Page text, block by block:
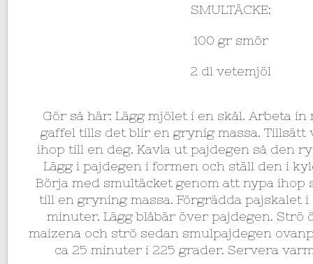
SMULTÄCKE:
100 gr smör
2 dl vetemjöl
Gör så här: Lägg mjölet i en skål. Arbeta
gaffel tills det blir en grynig massa. Tillsätt
ihop till en deg. Kavla ut pajdegen så den
Lägg i pajdegen i formen och ställ den i
Börja med smultäcket genom att nypa ihop
till en gryning massa. Förgrädda pajskalet i
minuter. Lägg blåbär över pajdegen. Strö
maizena och strö sedan smulpajdegen
ca 25 minuter i 225 grader. Servera